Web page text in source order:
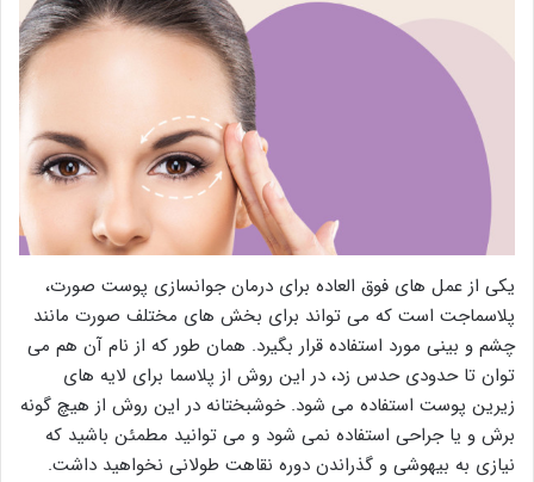
یکی از عمل های فوق العاده برای درمان جوانسازی پوست صورت،
پلاسماجت است که می تواند برای بخش های مختلف صورت مانند
چشم و بینی مورد استفاده قرار بگیرد. همان طور که از نام آن هم می
توان تا حدودی حدس زد، در این روش از پلاسما برای لایه های
زیرین پوست استفاده می شود. خوشبختانه در این روش از هیچ گونه
برش و یا جراحی استفاده نمی شود و می توانید مطمئن باشید که
نیازی به بیهوشی و گذراندن دوره نقاهت طولانی نخواهید داشت.